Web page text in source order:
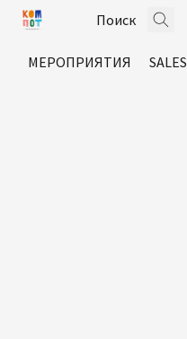
МЕРОПРИЯТИЯ SALES